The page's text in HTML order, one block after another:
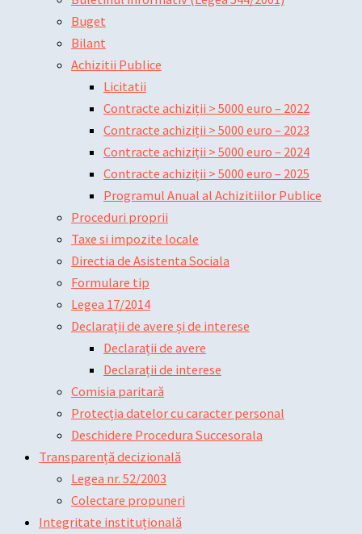
Buget
Bilant
Achizitii Publice
Licitatii
Contracte achiziții > 5000 euro – 2022
Contracte achiziții > 5000 euro – 2023
Contracte achiziții > 5000 euro – 2024
Contracte achiziții > 5000 euro – 2025
Programul Anual al Achizitiilor Publice
Proceduri proprii
Taxe si impozite locale
Directia de Asistenta Sociala
Formulare tip
Legea 17/2014
Declarații de avere și de interese
Declarații de avere
Declarații de interese
Comisia paritară
Protecția datelor cu caracter personal
Deschidere Procedura Succesorala
Transparență decizională
Legea nr. 52/2003
Colectare propuneri
Integritate instituțională